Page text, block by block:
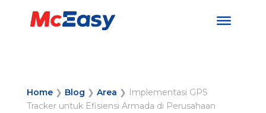
Home❯ Blog ❯ Area ❯ Implementasi GPS
Tracker untuk Efisiensi Armada di Perusahaan